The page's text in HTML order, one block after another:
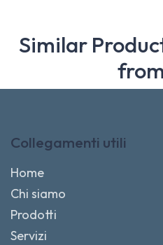
Similar
Collegamenti utili
Home
Chi siamo
Prodotti
Servizi